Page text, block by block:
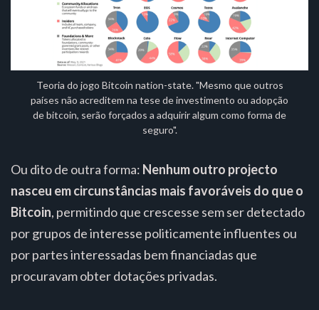
Teoria do jogo Bitcoin nation-state. "Mesmo que outros
países não acreditem na tese de investimento ou adopção
de bitcoin, serão forçados a adquirir algum como forma de
seguro".
Ou dito de outra forma: Nenhum outro projecto
nasceu em circunstâncias mais favoráveis do que o
Bitcoin, permitindo que crescesse sem ser detectado
por grupos de interesse politicamente influentes ou
por partes interessadas bem financiadas que
procuravam obter dotações privadas.